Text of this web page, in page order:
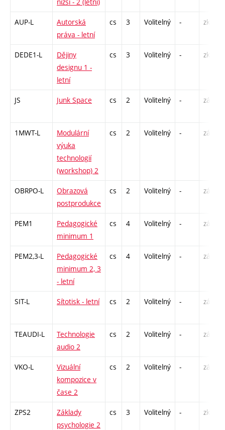
AUP-L
Autorská
práva - letní
cs 3 Volitelný - zk
DEDE1-L
Dějiny
designu 1 -
letní
cs 3 Volitelný - zk
JS Junk Space cs 2 Volitelný - zá
1MWT-L
Modulární
výuka
technologií
(workshop) 2
cs 2 Volitelný - zá
OBRPO-L
Obrazová
postprodukce
cs 2 Volitelný - zá
PEM1
Pedagogické
minimum 1
cs 4 Volitelný - zá
PEM2,3-L
Pedagogické
minimum 2, 3
- letní
cs 4 Volitelný - zá
SIT-L Sítotisk - letní cs 2 Volitelný - zá
TEAUDI-L
Technologie
audio 2
cs 2 Volitelný - zá
VKO-L
Vizuální
kompozice v
čase 2
cs 2 Volitelný - zá
ZPS2
Základy
psychologie 2
cs 3 Volitelný - zk